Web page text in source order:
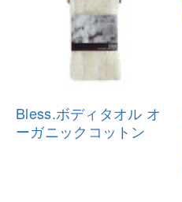
Bless.ボディタオル オ
ーガニックコ ットン